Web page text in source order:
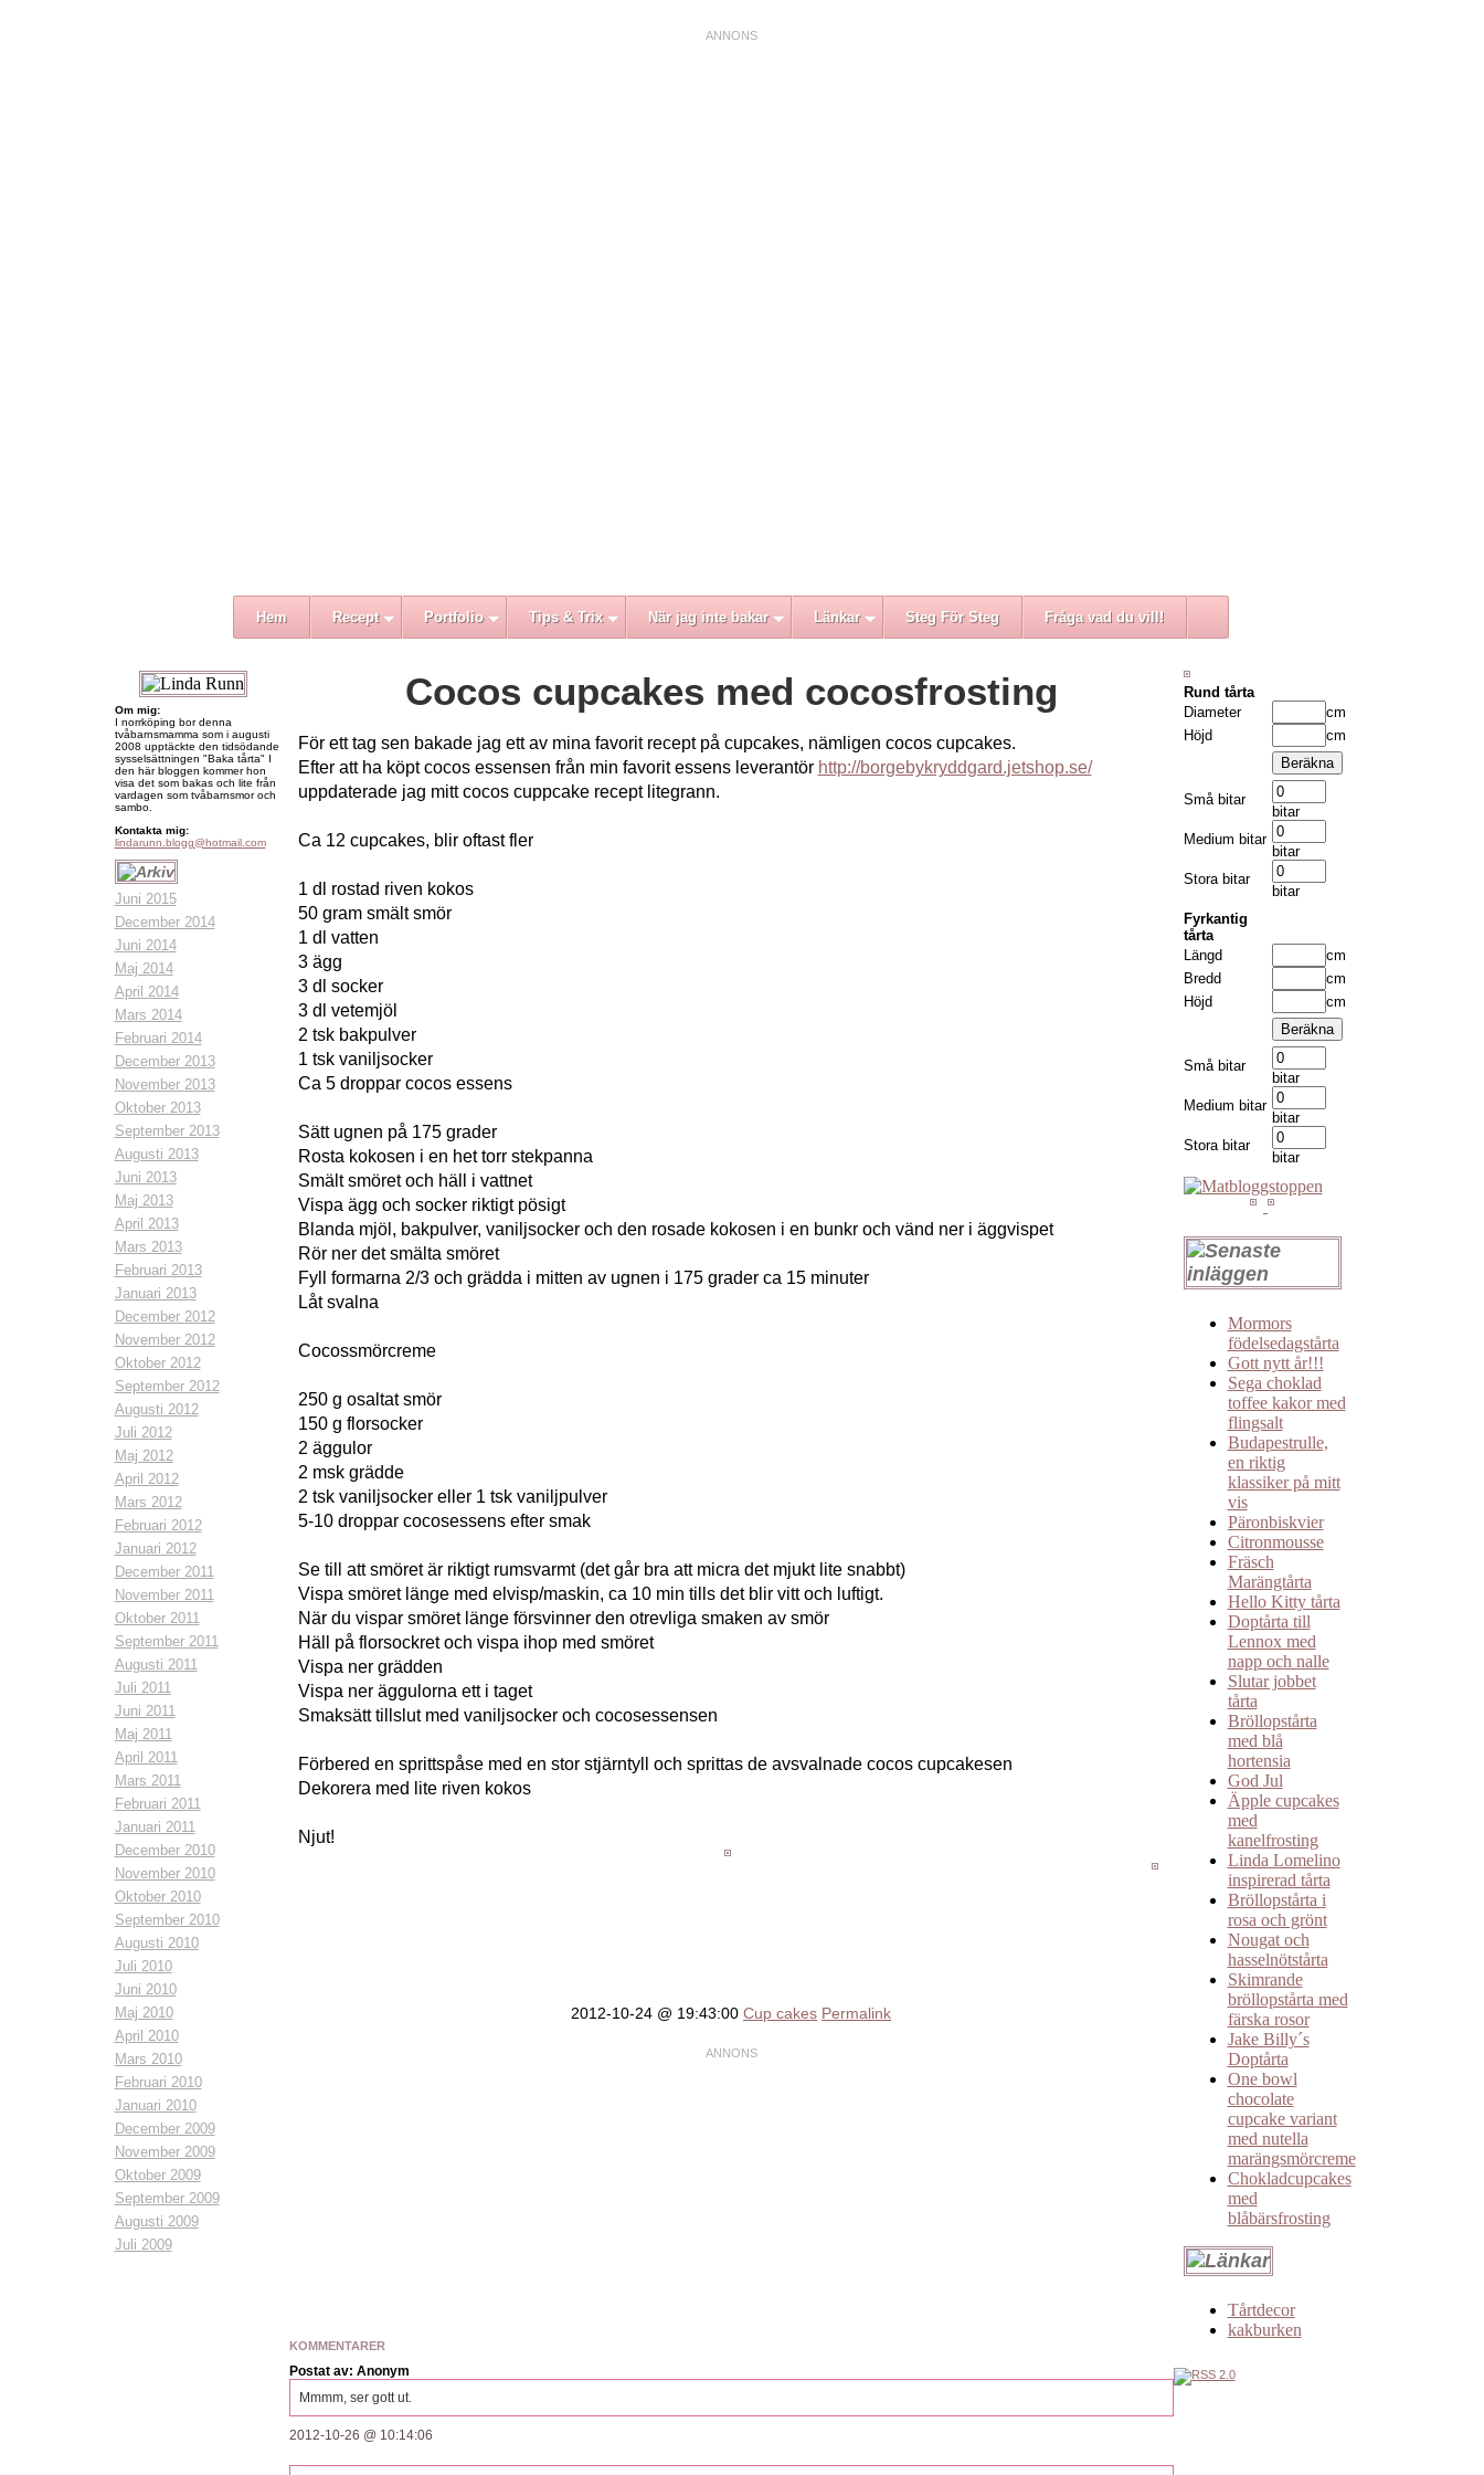
Hem Recept Portfolio Tips & Trix När jag inte bakar Länkar Steg För Steg Fråga vad du vill!
Om mig:
I norrköping bor denna
tvåbarnsmamma som i augusti
2008 upptäckte den tidsödande
sysselsättningen "Baka tårta" I
den här bloggen kommer hon
visa det som bakas och lite från
vardagen som tvåbarnsmor och
sambo.
Kontakta mig:
lindarunn.blogg@hotmail.com
Juni 2015
December 2014
Juni 2014
Maj 2014
April 2014
Mars 2014
Februari 2014
December 2013
November 2013
Oktober 2013
September 2013
Augusti 2013
Juni 2013
Maj 2013
April 2013
Mars 2013
Februari 2013
Januari 2013
December 2012
November 2012
Oktober 2012
September 2012
Augusti 2012
Juli 2012
Maj 2012
April 2012
Mars 2012
Februari 2012
Januari 2012
December 2011
November 2011
Oktober 2011
September 2011
Augusti 2011
Juli 2011
Juni 2011
Maj 2011
April 2011
Mars 2011
Februari 2011
Januari 2011
December 2010
November 2010
Oktober 2010
September 2010
Augusti 2010
Juli 2010
Juni 2010
Maj 2010
April 2010
Mars 2010
Februari 2010
Januari 2010
December 2009
November 2009
Oktober 2009
September 2009
Augusti 2009
Juli 2009
Cocos cupcakes med cocosfrosting
För ett tag sen bakade jag ett av mina favorit recept på cupcakes, nämligen cocos cupcakes.
Efter att ha köpt cocos essensen från min favorit essens leverantör http://borgebykryddgard.jetshop.se/
uppdaterade jag mitt cocos cuppcake recept litegrann.
Ca 12 cupcakes, blir oftast fler
1 dl rostad riven kokos
50 gram smält smör
1 dl vatten
3 ägg
3 dl socker
3 dl vetemjöl
2 tsk bakpulver
1 tsk vaniljsocker
Ca 5 droppar cocos essens
Sätt ugnen på 175 grader
Rosta kokosen i en het torr stekpanna
Smält smöret och häll i vattnet
Vispa ägg och socker riktigt pösigt
Blanda mjöl, bakpulver, vaniljsocker och den rosade kokosen i en bunkr och vänd ner i äggvispet
Rör ner det smälta smöret
Fyll formarna 2/3 och grädda i mitten av ugnen i 175 grader ca 15 minuter
Låt svalna
Cocossmörcreme
250 g osaltat smör
150 g florsocker
2 äggulor
2 msk grädde
2 tsk vaniljsocker eller 1 tsk vaniljpulver
5-10 droppar cocosessens efter smak
Se till att smöret är riktigt rumsvarmt (det går bra att micra det mjukt lite snabbt)
Vispa smöret länge med elvisp/maskin, ca 10 min tills det blir vitt och luftigt.
När du vispar smöret länge försvinner den otrevliga smaken av smör
Häll på florsockret och vispa ihop med smöret
Vispa ner grädden
Vispa ner äggulorna ett i taget
Smaksätt tillslut med vaniljsocker och cocosessensen
Förbered en sprittspåse med en stor stjärntyll och sprittas de avsvalnade cocos cupcakesen
Dekorera med lite riven kokos
Njut!
2012-10-24 @ 19:43:00 Cup cakes Permalink
KOMMENTARER
Postat av: Anonym
Mmmm, ser gott ut.
2012-10-26 @ 10:14:06
Rund tårta
Diameter
cm
Höjd
cm
Små bitar
bitar
Medium bitar
bitar
Stora bitar
bitar
Fyrkantig
tårta
Längd
cm
Bredd
cm
Höjd
cm
Små bitar
bitar
Medium bitar
bitar
Stora bitar
bitar
Mormors
födelsedagstårta
Gott nytt år!!!
Sega choklad
toffee kakor med
flingsalt
Budapestrulle,
en riktig
klassiker på mitt
vis
Päronbiskvier
Citronmousse
Fräsch
Marängtårta
Hello Kitty tårta
Doptårta till
Lennox med
napp och nalle
Slutar jobbet
tårta
Bröllopstårta
med blå
hortensia
God Jul
Äpple cupcakes
med
kanelfrosting
Linda Lomelino
inspirerad tårta
Bröllopstårta i
rosa och grönt
Nougat och
hasselnötstårta
Skimrande
bröllopstårta med
färska rosor
Jake Billy´s
Doptårta
One bowl
chocolate
cupcake variant
med nutella
marängsmörcreme
Chokladcupcakes
med
blåbärsfrosting
Tårtdecor
kakburken